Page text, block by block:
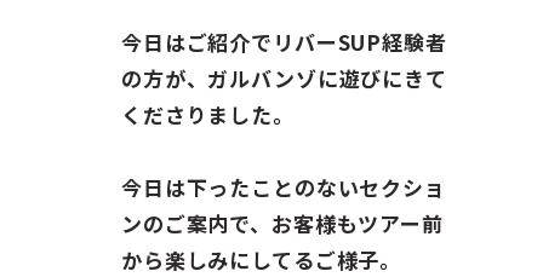
ガイド紹介
お問い合わせ
ENGLISH
今日はご紹介でリバーSUP経験者
の方が、ガルバンゾに遊びにきて
くださりました。
今日は下ったことのないセクショ
ンのご案内で、お客様もツアー前
から楽しみにしてるご様子。